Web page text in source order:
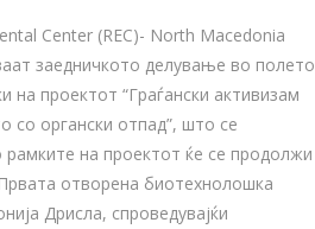
Center (REC)- North Macedonia
заедничкото делување во полето
проектот “Граѓански активизам
со органски отпад”, што се
на проектот ќе се продолжи
отворена биотехнолошка
Дрисла, спроведувајќи